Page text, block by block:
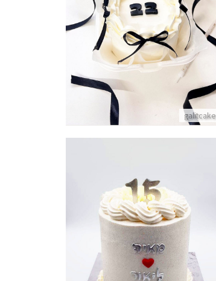
galitcake
עוגה מעוצבת ליום נישואין
פרטים נוספים